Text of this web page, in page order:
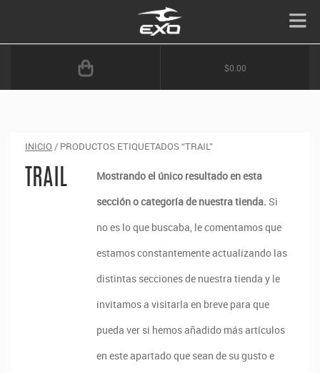
$0.00
INICIO / PRODUCTOS ETIQUETADOS “TRAIL”
TRAIL
Mostrando el único resultado en esta
sección o categoría de nuestra tienda. Si
no es lo que buscaba, le comentamos que
estamos constantemente actualizando las
distintas secciones de nuestra tienda y le
invitamos a visitarla en breve para que
pueda ver si hemos añadido más artículos
en este apartado que sean de su gusto e